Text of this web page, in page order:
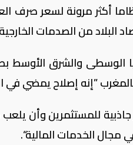
أكثر مرونة لسعر صرف
البلاد من الصدمات
الوسطى والشرق الأوسط
”إنه إصلاح يمضي في
جاذبية للمستثمرين وأن
مجال الخدمات المالية“.